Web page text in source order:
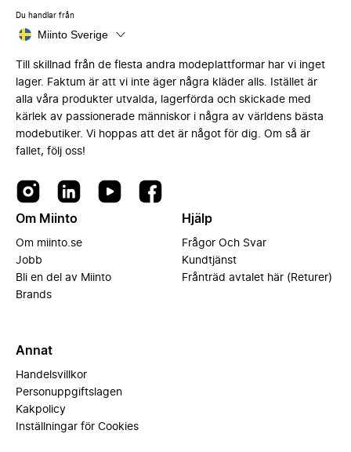
Du handlar från
Miinto Sverige
Till skillnad från de flesta andra modeplattformar har vi inget
lager. Faktum är att vi inte äger några kläder alls. Istället är
alla våra produkter utvalda, lagerförda och skickade med
kärlek av passionerade människor i några av världens bästa
modebutiker. Vi hoppas att det är något för dig. Om så är
fallet, följ oss!
Om Miinto
Om miinto.se
Jobb
Bli en del av Miinto
Brands
Hjälp
Frågor Och Svar
Kundtjänst
Frånträd avtalet här (Returer)
Annat
Handelsvillkor
Personuppgiftslagen
Kakpolicy
Inställningar för Cookies